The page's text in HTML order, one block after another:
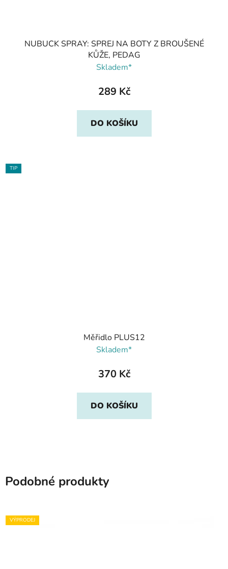
NUBUCK SPRAY: SPREJ NA BOTY Z BROUŠENÉ
KŮŽE, PEDAG
Skladem*
289 Kč
DO KOŠÍKU
TIP
Měřidlo PLUS12
Skladem*
370 Kč
DO KOŠÍKU
Podobné produkty
VÝPRODEJ